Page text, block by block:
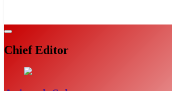
Chief Editor